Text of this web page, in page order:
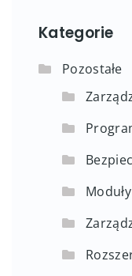
Kategorie
Pozostałe